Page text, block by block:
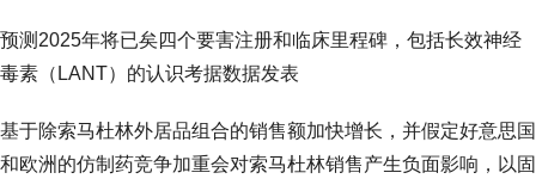
预测2025年将已矣四个要害注册和临床里程碑，包括长效神经
毒素（LANT）的认识考据数据发表
基于除索马杜林外居品组合的销售额加快增长，并假定好意思国
和欧洲的仿制药竞争加重会对索马杜林销售产生负面影响，以固